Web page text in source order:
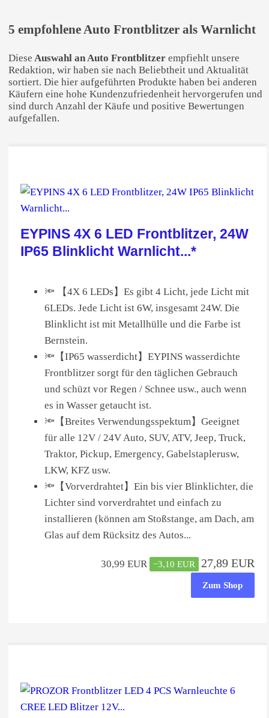
5 empfohlene Auto Frontblitzer als Warnlicht
Diese Auswahl an Auto Frontblitzerempfiehlt unsere
Redaktion, wir haben sie nach Beliebtheit und Aktualität
sortiert. Die hier aufgeführten Produkte haben bei anderen
Käufern eine hohe Kundenzufriedenheit hervorgerufen und
sind durch Anzahl der Käufe und positive Bewertungen
aufgefallen.
EYPINS 4X 6 LED Frontblitzer, 24W
IP65 Blinklicht Warnlicht...*
🔦 【4X 6 LEDs】Es gibt 4 Licht, jede Licht mit
6LEDs. Jede Licht ist 6W, insgesamt 24W. Die
Blinklicht ist mit Metallhülle und die Farbe ist
Bernstein.
🔦【IP65 wasserdicht】EYPINS wasserdichte
Frontblitzer sorgt für den täglichen Gebrauch
und schüzt vor Regen / Schnee usw., auch wenn
es in Wasser getaucht ist.
🔦【Breites Verwendungsspektum】Geeignet
für alle 12V / 24V Auto, SUV, ATV, Jeep, Truck,
Traktor, Pickup, Emergency, Gabelstaplerusw,
LKW, KFZ usw.
🔦【Vorverdrahtet】Ein bis vier Blinklichter, die
Lichter sind vorverdrahtet und einfach zu
installieren (können am Stoßstange, am Dach, am
Glas auf dem Rücksitz des Autos...
30,99 EUR −3,10 EUR 27,89 EUR
Zum Shop